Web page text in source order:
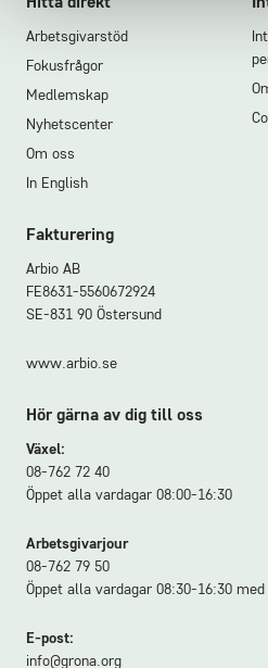
Arbetsgivarstöd
Fokusfrågor
Medlemskap
Nyhetscenter
Om oss
In English
Fakturering
Arbio AB
FE8631-5560672924
SE-831 90 Östersund
www.arbio.se
Hör gärna av dig till oss
Växel:
08-762 72 40
Öppet alla vardagar 08:00-16:30
Arbetsgivarjour
08-762 79 50
Öppet alla vardagar 08:30-16:30
E-post:
info@grona.org